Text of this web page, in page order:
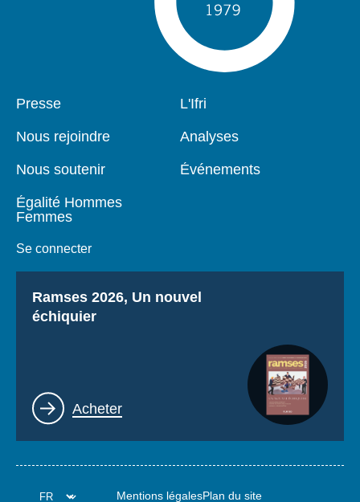
Pied
Presse
Nous rejoindre
Nous soutenir
Égalité Hommes
Femmes
Se connecter
Navigation
L'Ifri
Analyses
Événements
Titre
Ramses 2026, Un nouvel
échiquier
Lien
Acheter
Mentions légalesPlan du site